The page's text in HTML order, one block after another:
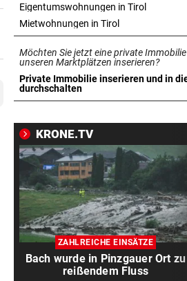
STRATEGIE FEHLT
Schutz vor Drohnen?
hat keinen Plan
LÄNDLE-KICKER SIEGEN vor 2
3:1 nach 0:1! Altach dreht
KRITIK AUS POLITIK vor
Theater stellt Planschbecken
300.000 Euro auf
NACH WIEN AUF MYKONOS vor
Luxus am Meer! Sabalenka
gewährt private Einblicke
„IHR SEID DER HAMMER!“
Eigentumswohnungen in Tirolin neuem
Mietwohnungen in Tirolin neuem Tab
Möchten Sie jetzt eine private
unseren Marktplätzen inserieren?
Private Immobilie inserieren und in
durchschalten
in neuem Tab öffnen
KRONE.TV
ZAHLREICHE EINSÄTZE
Bach wurde in Pinzgauer Ort zu
reißendem Fluss